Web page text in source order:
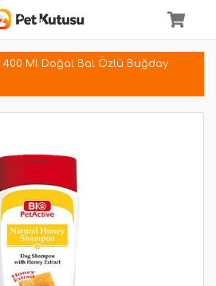
400 Ml Doğal Bal Özlü Buğday